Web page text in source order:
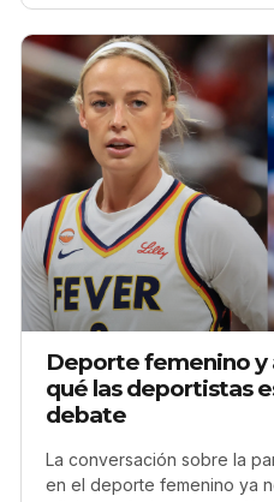
Deporte femenino y
qué las deportistas
debate
La conversación sobre la
en el deporte femenino ya